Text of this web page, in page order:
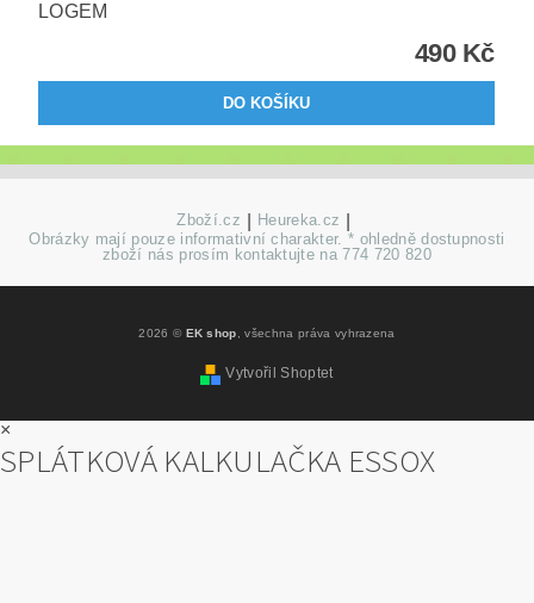
LOGEM
490 Kč
Zboží.cz Heureka.cz
Obrázky mají pouze informativní charakter. * ohledně dostupnosti
zboží nás prosím kontaktujte na 774 720 820
2026 © EK shop, všechna práva vyhrazena
Vytvořil Shoptet
×
SPLÁTKOVÁ KALKULAČKA ESSOX